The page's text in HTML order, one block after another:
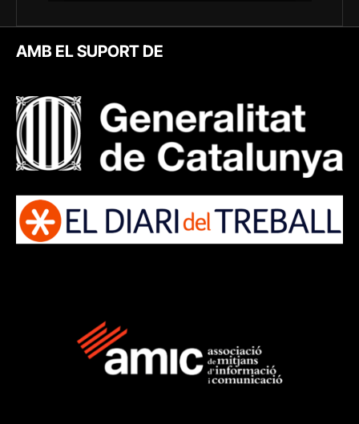
AMB EL SUPORT DE